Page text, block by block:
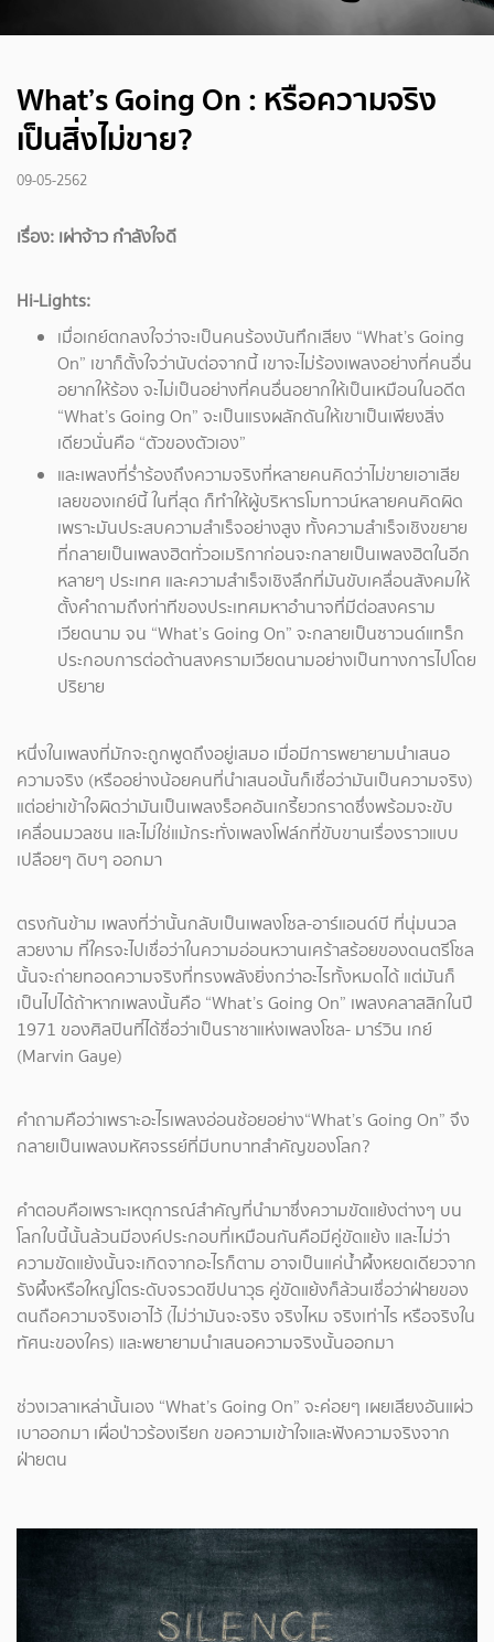
What’s Going On : หรือความจริง
เป็นสิ่งไม่ขาย?
09-05-2562
เรื่อง: เผ่าจ้าว กำลังใจดี
Hi-Lights:
เมื่อเกย์ตกลงใจว่าจะเป็นคนร้องบันทึกเสียง “What’s Going
On” เขาก็ตั้งใจว่านับต่อจากนี้ เขาจะไม่ร้องเพลงอย่างที่คนอื่น
อยากให้ร้อง จะไม่เป็นอย่างที่คนอื่นอยากให้เป็นเหมือนในอดีต
“What’s Going On” จะเป็นแรงผลักดันให้เขาเป็นเพียงสิ่ง
เดียวนั่นคือ “ตัวของตัวเอง”
และเพลงที่ร่ำร้องถึงความจริงที่หลายคนคิดว่าไม่ขายเอาเสีย
เลยของเกย์นี้ ในที่สุด ก็ทำให้ผู้บริหารโมทาวน์หลายคนคิดผิด
เพราะมันประสบความสำเร็จอย่างสูง ทั้งความสำเร็จเชิงขยาย
ที่กลายเป็นเพลงฮิตทั่วอเมริกาก่อนจะกลายเป็นเพลงฮิตในอีก
หลายๆ ประเทศ และความสำเร็จเชิงลึกที่มันขับเคลื่อนสังคมให้
ตั้งคำถามถึงท่าทีของประเทศมหาอำนาจที่มีต่อสงคราม
เวียดนาม จน “What’s Going On” จะกลายเป็นซาวนด์แทร็ก
ประกอบการต่อต้านสงครามเวียดนามอย่างเป็นทางการไปโดย
ปริยาย
หนึ่งในเพลงที่มักจะถูกพูดถึงอยู่เสมอ เมื่อมีการพยายามนำเสนอ
ความจริง (หรืออย่างน้อยคนที่นำเสนอนั้นก็เชื่อว่ามันเป็นความจริง)
แต่อย่าเข้าใจผิดว่ามันเป็นเพลงร็อคอันเกรี้ยวกราดซึ่งพร้อมจะขับ
เคลื่อนมวลชน และไม่ใช่แม้กระทั่งเพลงโฟล์กที่ขับขานเรื่องราวแบบ
เปลือยๆ ดิบๆ ออกมา
ตรงกันข้าม เพลงที่ว่านั้นกลับเป็นเพลงโซล-อาร์แอนด์บี ที่นุ่มนวล
สวยงาม ที่ใครจะไปเชื่อว่าในความอ่อนหวานเศร้าสร้อยของดนตรีโซล
นั้นจะถ่ายทอดความจริงที่ทรงพลังยิ่งกว่าอะไรทั้งหมดได้ แต่มันก็
เป็นไปได้ถ้าหากเพลงนั้นคือ “What’s Going On” เพลงคลาสสิกในปี
1971 ของศิลปินที่ได้ชื่อว่าเป็นราชาแห่งเพลงโซล- มาร์วิน เกย์
(Marvin Gaye)
คำถามคือว่าเพราะอะไรเพลงอ่อนช้อยอย่าง“What’s Going On” จึง
กลายเป็นเพลงมหัศจรรย์ที่มีบทบาทสำคัญของโลก?
คำตอบคือเพราะเหตุการณ์สำคัญที่นำมาซึ่งความขัดแย้งต่างๆ บน
โลกใบนี้นั้นล้วนมีองค์ประกอบที่เหมือนกันคือมีคู่ขัดแย้ง และไม่ว่า
ความขัดแย้งนั้นจะเกิดจากอะไรก็ตาม อาจเป็นแค่น้ำผึ้งหยดเดียวจาก
รังผึ้งหรือใหญ่โตระดับจรวดขีปนาวุธ คู่ขัดแย้งก็ล้วนเชื่อว่าฝ่ายของ
ตนถือความจริงเอาไว้ (ไม่ว่ามันจะจริง จริงไหม จริงเท่าไร หรือจริงใน
ทัศนะของใคร) และพยายามนำเสนอความจริงนั้นออกมา
ช่วงเวลาเหล่านั้นเอง “What’s Going On” จะค่อยๆ เผยเสียงอันแผ่ว
เบาออกมา เผื่อป่าวร้องเรียก ขอความเข้าใจและฟังความจริงจาก
ฝ่ายตน